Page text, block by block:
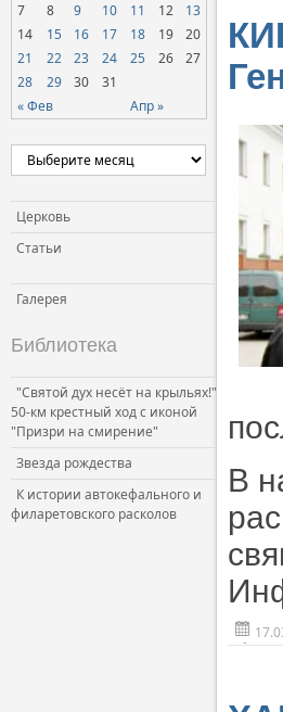
« Фев Апр »
7
8 9 10 11 12
13
14
15 16 17 18 19
20
21
22 23 24 25 26
27
28
29 30 31
Церковь
Статьи
Галерея
Библиотека
"Святой дух несёт на крыльях!"
50-км крестный ход с иконой
"Призри на смирение"
Звезда рождества
К истории автокефального и
филаретовского расколов
В